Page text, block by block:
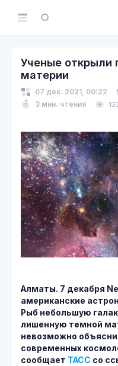
Ученые открыли
материи
07 дек. 2021, 00:22
3 мин. чтения
Алматы. 7 декабря
американские
Рыб небольшую
лишенную темной
невозможно
современных
сообщает ТАСС со